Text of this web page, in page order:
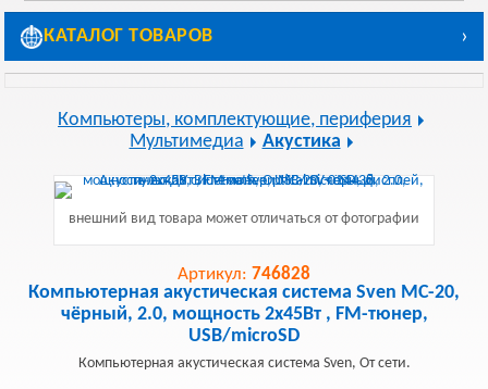
КАТАЛОГ ТОВАРОВ ›
Компьютеры, комплектующие, периферия
Мультимедиа
Акустика
внешний вид товара может отличаться от фотографии
Артикул: 746828
Компьютерная акустическая система Sven MC-20,
чёрный, 2.0, мощность 2x45Вт , FM-тюнер,
USB/microSD
Компьютерная акустическая система Sven, От сети.